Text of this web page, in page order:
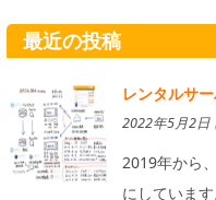
最近の投稿
レンタルサ
2022年5月2日
2019年から
にしていま